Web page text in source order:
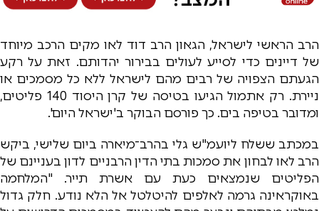
הרב הראשי לישראל, הגאון הרב דוד לאו מקים הרכב מיוחד
של דיינים כדי לסייע לעולים בבירור יהדותם. זאת על רקע
הגעתם הצפויה של רבים מהם לישראל ללא כל מסמכים או
ניירת. רק אתמול הגיעו בטיסה של קרן היסוד 140 פליטים,
ומדובר בטיפה בים. כך פורסם הבוקר ב'ישראל היום'.
במכתב ששלח ליועמ"ש גלי בהרב־מיארה ביום שלישי, ביקש
הרב לאו לבחון את סמכות בתי הדין הרבניים לדון בעניינם של
הפליטים שנמצאים כעת עם אשרת תייר. "המלחמה
באוקראינה גרמה לאלפים להיטלטל אל הלא נודע. חלק גדול